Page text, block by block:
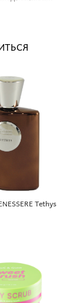
Tethys